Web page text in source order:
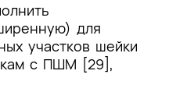
для
участков шейки
с ПШМ [29],